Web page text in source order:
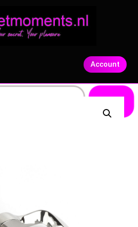
Account